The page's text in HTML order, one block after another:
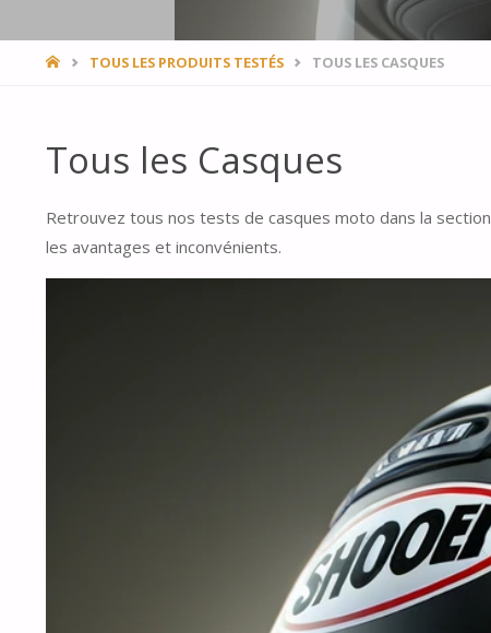
HOMETOUS LES PRODUITS TESTÉS TOUS LES CASQUES
Tous les Casques
Retrouvez tous nos tests de casques moto dans la section
les avantages et inconvénients.